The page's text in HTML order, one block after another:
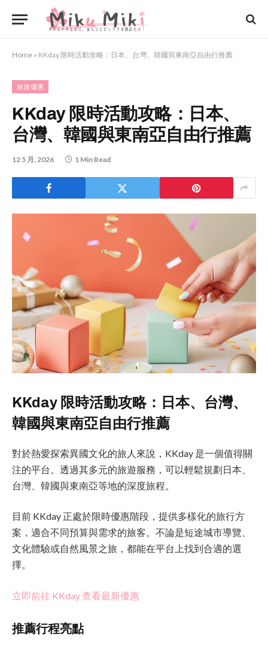
Home » KKday 限時活動攻略：日本、台灣、韓國與東南亞自由行推薦
旅遊優惠
KKday 限時活動攻略：日本、
台灣、韓國與東南亞自由行推薦
12 5 月, 2026 1 Min Read
KKday 限時活動攻略：日本、台灣、
韓國與東南亞自由行推薦
對於熱愛探索異國文化的旅人來說，KKday 是一個值得關
注的平台。透過其多元的旅遊服務，可以輕鬆規劃日本、
台灣、韓國與東南亞等地的深度旅程。
目前 KKday 正處於限時優惠階段，提供多樣化的旅行方
案，適合不同預算與需求的旅客。不論是短途城市導覽、
文化體驗或自然風景之旅，都能在平台上找到合適的選
擇。
立即前往 KKday 查看最新優惠
推薦行程亮點